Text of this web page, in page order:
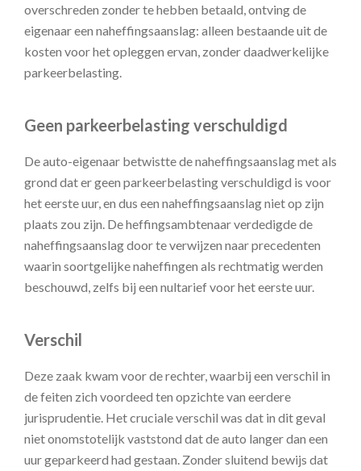
overschreden zonder te hebben betaald, ontving de
eigenaar een naheffingsaanslag: alleen bestaande uit de
kosten voor het opleggen ervan, zonder daadwerkelijke
parkeerbelasting.
Geen parkeerbelasting verschuldigd
De auto-eigenaar betwistte de naheffingsaanslag met als
grond dat er geen parkeerbelasting verschuldigd is voor
het eerste uur, en dus een naheffingsaanslag niet op zijn
plaats zou zijn. De heffingsambtenaar verdedigde de
naheffingsaanslag door te verwijzen naar precedenten
waarin soortgelijke naheffingen als rechtmatig werden
beschouwd, zelfs bij een nultarief voor het eerste uur.
Verschil
Deze zaak kwam voor de rechter, waarbij een verschil in
de feiten zich voordeed ten opzichte van eerdere
jurisprudentie. Het cruciale verschil was dat in dit geval
niet onomstotelijk vaststond dat de auto langer dan een
uur geparkeerd had gestaan. Zonder sluitend bewijs dat